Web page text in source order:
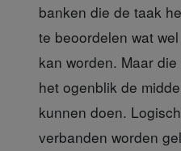
banken die de taak
te beoordelen wat
kan worden. Maar
het ogenblik de
kunnen doen.
verbanden worden